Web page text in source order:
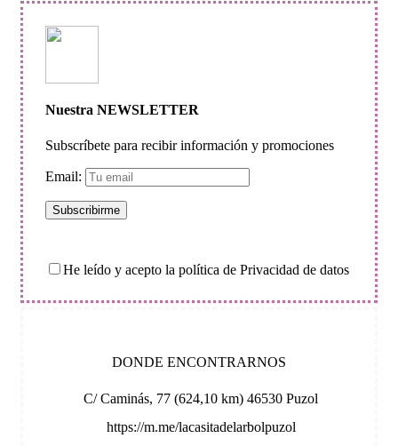
Nuestra NEWSLETTER
Subscríbete para recibir información y promociones
Email:
He leído y acepto la política de Privacidad de datos
DONDE ENCONTRARNOS
C/ Caminás, 77 (624,10 km) 46530 Puzol
https://m.me/lacasitadelarbolpuzol